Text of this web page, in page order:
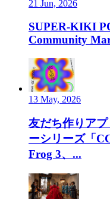
21 Jun, 2026
SUPER-KIKI
Community
13 May, 2026
友だち作りア
ーシリーズ「
Frog 3、...